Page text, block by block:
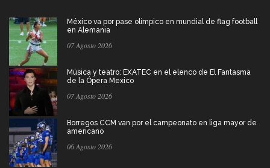
México va por pase olímpico en mundial de flag football
en Alemania
07 Agosto 2026
Música y teatro: EXATEC en el elenco de El Fantasma
de la Ópera Mexico
07 Agosto 2026
Borregos CCM van por el campeonato en liga mayor de
americano
06 Agosto 2026